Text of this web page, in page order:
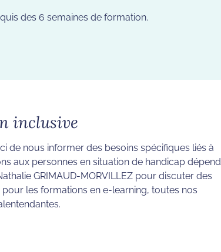
des 6 semaines de formation.
inclusive
de nous informer des besoins spécifiques liés à
aux personnes en situation de handicap dépend
GRIMAUD-MORVILLEZ pour discuter des
les formations en e-learning, toutes nos